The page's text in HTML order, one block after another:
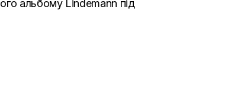
альбому Lindemann під